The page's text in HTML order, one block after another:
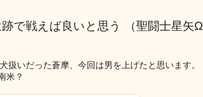
で戦えば良いと思う （聖闘士星矢Ω
扱いだった蒼摩、今回は男を上げたと思います。
米？